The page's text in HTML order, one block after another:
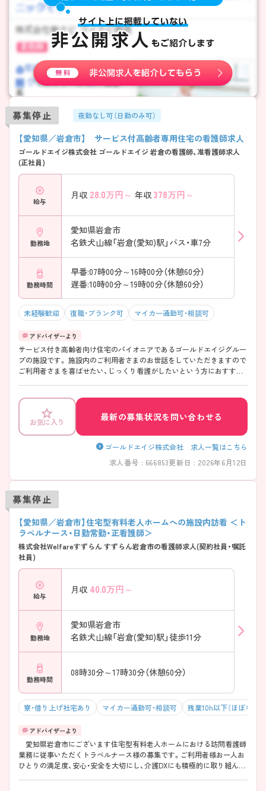
募集停止 夜勤なし可（日勤のみ可）
【愛知県／岩倉市】 サービス付高齢者専用住宅の看護師求人
ゴールドエイジ株式会社 ゴールドエイジ 岩倉の看護師、准看護師求人
(正社員)
給与
月収 28.0万円～ 年収 378万円～
勤務地
愛知県岩倉市
名鉄犬山線「岩倉(愛知)駅」バス・車7分
勤務時間
早番:07時00分～16時00分（休憩60分）
遅番:10時00分～19時00分（休憩60分）
未経験歓迎 復職・ブランク可 マイカー通勤可・相談可
サービス付き高齢者向け住宅のパイオニアであるゴールドエイジグルー
プの施設です。 施設内のご利用者さまのお世話をしていただきますので
ご利用者さまを喜ばせたい、じっくり看護がしたいという方におすすめ
伝えしますのでお気軽にご連絡ください。
お気に入り
最新の募集状況を問い合わせる
ゴールドエイジ株式会社 求人一覧はこちら
求人番号 : 666853更新日 : 2026年6月12日
募集停止
【愛知県／岩倉市】住宅型有料老人ホームへの施設内訪看 ＜ト
ラベルナース・日勤常勤・正看護師＞
株式会社Welfareすずらん すずらん岩倉市の看護師求人(契約社員・嘱託
社員)
給与
月収 40.0万円～
勤務地
愛知県岩倉市
名鉄犬山線「岩倉(愛知)駅」徒歩11分
勤務時間
08時30分～17時30分（休憩60分）
寮・借り上げ社宅あり マイカー通勤可・相談可 残業10h以下（ほぼなし）
愛知県岩倉市にございます住宅型有料老人ホームにおける訪問看護師
業務に従事いただくトラベルナース様の募集です。ご利用者様お一人お
ひとりの満足度、安心・安全を大切にし、介護DXにも積極的に取り組んで